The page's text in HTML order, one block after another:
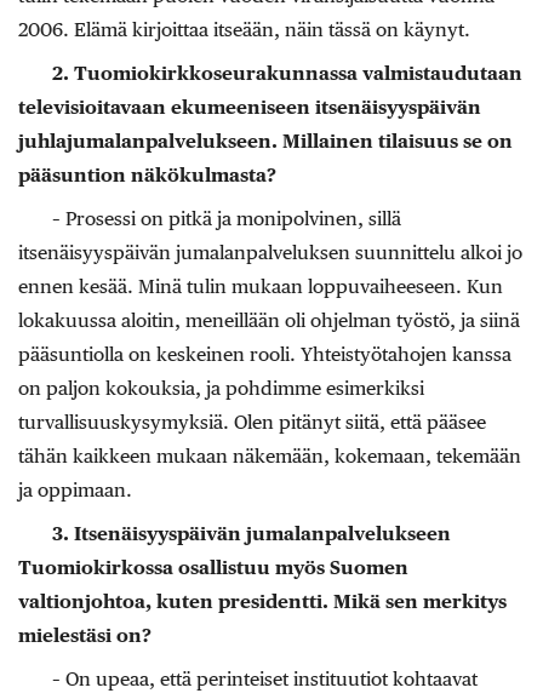
2006. Elämä kirjoittaa it­seään, näin tässä on käynyt.
2. Tuomiokirkkoseurakunnassa valmistaudutaan
televisioitavaan ekumeeniseen itsenäisyyspäivän
juhlajumalanpalvelukseen. Millainen tilaisuus se on
pääsuntion näkökulmasta?
– Prosessi on pitkä ja monipolvinen, sillä
itsenäisyyspäivän jumalanpalveluksen suunnittelu alkoi jo
ennen kesää. Minä tulin mukaan loppuvaiheeseen. Kun
lokakuussa aloitin, meneillään oli ohjelman työstö, ja siinä
pääsuntiolla on keskeinen rooli. Yhteistyötahojen kanssa
on paljon kokouk­sia, ja pohdimme esimerkiksi
turvallisuuskysymyksiä. Olen pitänyt siitä, että pääsee
tähän kaikkeen mukaan näkemään, kokemaan, tekemään
ja oppimaan.
3. Itsenäisyyspäivän jumalan­palvelukseen
Tuomiokirkossa osallistuu myös Suomen
valtionjohtoa, kuten presidentti. Mikä sen merkitys
mielestäsi on?
– On upeaa, että perinteiset instituu­tiot kohtaavat